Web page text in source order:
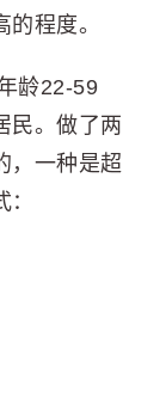
程度。
龄22-59
民。做了两
，一种是超